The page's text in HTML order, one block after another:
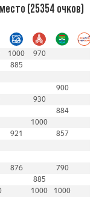
(25354 очков)
1000
970
885
900
930
884
1000
921
857
876
790
885
1000
1000